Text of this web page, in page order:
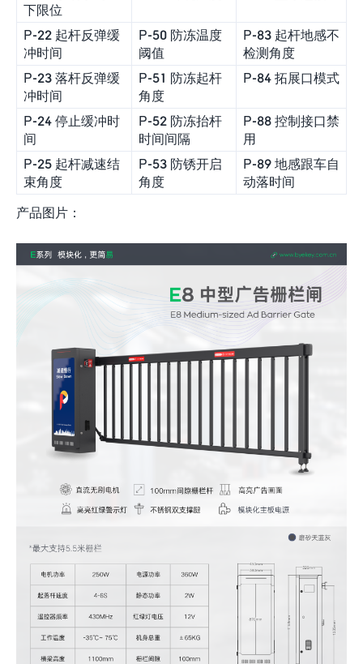
下限位
P-22 起杆反弹缓
冲时间
P-50 防冻温度
阈值
P-83 起杆地感不
检测角度
P-23 落杆反弹缓
冲时间
P-51 防冻起杆
角度
P-84 拓展口模式
P-24 停止缓冲时
间
P-52 防冻抬杆
时间间隔
P-88 控制接口禁
用
P-25 起杆减速结
束角度
P-53 防锈开启
角度
P-89 地感跟车自
动落时间
产品图片：